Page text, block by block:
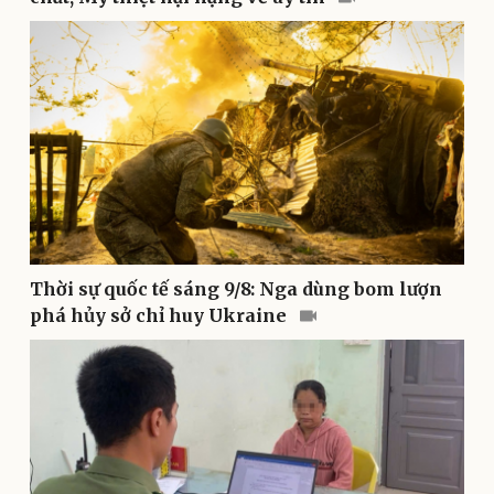
Thế giới thể thao
eSports
Hậu trường
Tư vấn
Doanh nghiệp
Thông tin doanh nghiệp
Doanh nghiệp 24h
Doanh nhân
Vì cộng đồng
Công nghệ
Sành điệu
Tin Công nghệ
Trải nghiệm
Chuyển đổi số
Thời sự quốc tế sáng 9/8: Nga dùng bom lượn
phá hủy sở chỉ huy Ukraine